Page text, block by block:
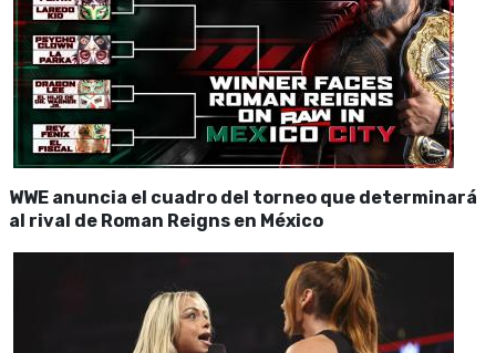
WWE anuncia el cuadro del torneo que determinará
al rival de Roman Reigns en México